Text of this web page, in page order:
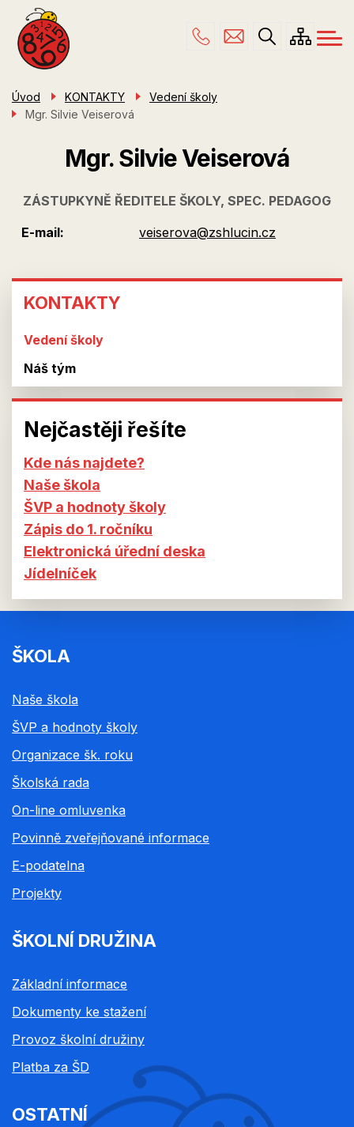
hlavnímu
obsahu
Menu
navigace
ŠKOLA
PRO RODIČE
ÚŘEDNÍ DESKA
KONTAKTY
KONTAKTY
KONTAKTY
Vedení školy
Náš tým
Nejčastěji řešíte
Kde nás najdete?
Naše škola
ŠVP a hodnoty školy
Zápis do 1. ročníku
Elektronická úřední deska
Jídelníček
Úvod KONTAKTY
Vedení školy
Mgr. Silvie Veiserová
Mgr. Silvie Veiserová
ZÁSTUPKYNĚ ŘEDITELE ŠKOLY, SPEC. PEDAGOG
E-mail
veiserova@zshlucin.cz
ŠKOLA
Naše škola
ŠVP a hodnoty školy
Organizace šk. roku
Školská rada
On-line omluvenka
Povinně zveřejňované informace
E-podatelna
Projekty
ŠKOLNÍ DRUŽINA
Základní informace
Dokumenty ke stažení
Provoz školní družiny
Platba za ŠD
OSTATNÍ